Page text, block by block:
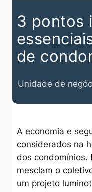
3 pontos
de
Unidade de
A economia e
considerados na
dos condomínios.
mesclam o
um projeto